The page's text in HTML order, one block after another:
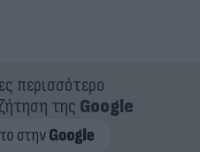
περισσότερο
της Google